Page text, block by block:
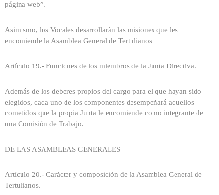
página web”.
Asimismo, los Vocales desarrollarán las misiones que les
encomiende la Asamblea General de Tertulianos.
Artículo 19.- Funciones de los miembros de la Junta Directiva.
Además de los deberes propios del cargo para el que hayan sido
elegidos, cada uno de los componentes desempeñará aquellos
cometidos que la propia Junta le encomiende como integrante de
una Comisión de Trabajo.
DE LAS ASAMBLEAS GENERALES
Artículo 20.- Carácter y composición de la Asamblea General de
Tertulianos.